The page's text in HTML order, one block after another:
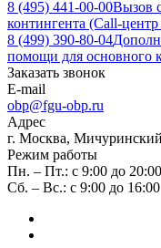
8 (495) 441-00-00Вызов
контингента (Call-
8 (499) 390-80-04
помощи для основного
Заказать звонок
E-mail
obp@fgu-obp.ru
Адрес
г. Москва,
Режим работы
Пн. – Пт.: с 9:00 до 20:00
Сб. – Вс.: с 9:00 до 16:00